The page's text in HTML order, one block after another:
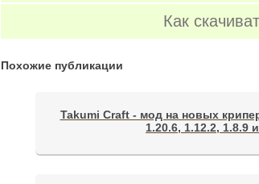
Как
Похожие публикации
Takumi Craft - мод на новых
1.20.6, 1.12.2, 1.8.9